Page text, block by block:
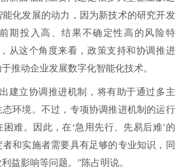
化发展的动力，因为新技术的研究开发
期投入高、结果不确定性高的风险特
从这个角度来看，政策支持和协调推进
推动企业发展数字化智能化技术。
立协调推进机制，将有助于通过多主
环境。不过，专项协调推进机制的运行
难。因此，在‘急用先行、先易后难’的
和实施者需要具有足够的专业知识，同
益影响等问题。”陈占明说。